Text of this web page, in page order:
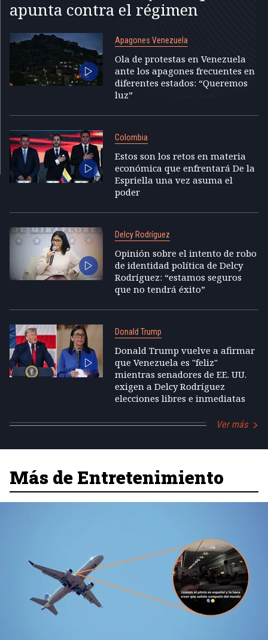
apunta contra el régimen
Apagones Venezuela
Ola de protestas en Venezuela
ante los apagones frecuentes en
diferentes estados: “Queremos
luz”
Colombia
Estos son los retos en materia
económica que enfrentará De la
Espriella una vez asuma el
poder
Delcy Rodríguez
Opinión sobre el intento de robo
de identidad política de Delcy
Rodríguez: “estamos seguros
que no tendrá éxito”
Donald Trump
Donald Trump vuelve a afirmar
que Venezuela es "feliz"
mientras senadores de EE. UU.
exigen a Delcy Rodríguez
elecciones libres e inmediatas
Ver más
Más de Entretenimiento